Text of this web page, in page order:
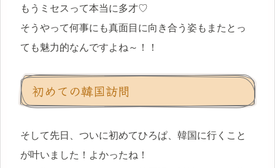
もうミセスって本当に多才♡
そうやって何事にも真面目に向き合う姿もまたとっ
ても魅力的なんですよね～！！
初めての韓国訪問
そして先日、ついに初めてひろぱ、韓国に行くこと
が叶いました！よかったね！